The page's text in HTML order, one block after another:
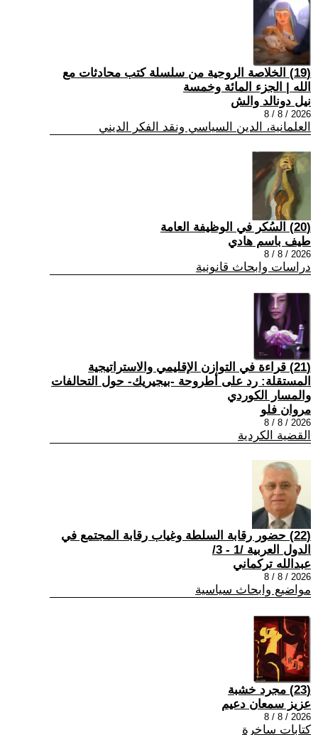
(19) الخلاصة الروحية من سلسلة كتب محادثات مع
الله | الجزء المائة وخمسة
نيل دونالد والش
2026 / 8 / 8
العلمانية، الدين السياسي ونقد الفكر الديني
(20) السُكر في الوظيفة العامة
طيف باسم هادي
2026 / 8 / 8
دراسات وابحاث قانونية
(21) قراءة في التوازن الإقليمي والاستراتيجية
المستقلة: رد على أطروحة -بيجيريك- حول التحالفات
والمسار الكوردي
مروان فلو
2026 / 8 / 8
القضية الكردية
(22) حضور رقابة السلطة وغياب رقابة المجتمع في
الدول العربية /1 - 3/
عبدالله تركماني
2026 / 8 / 8
مواضيع وابحاث سياسية
(23) مجرد خشبة
عزيز سمعان دعيم
2026 / 8 / 8
كتابات ساخرة